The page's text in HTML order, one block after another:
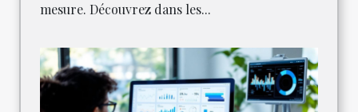
mesure. Découvrez dans les...